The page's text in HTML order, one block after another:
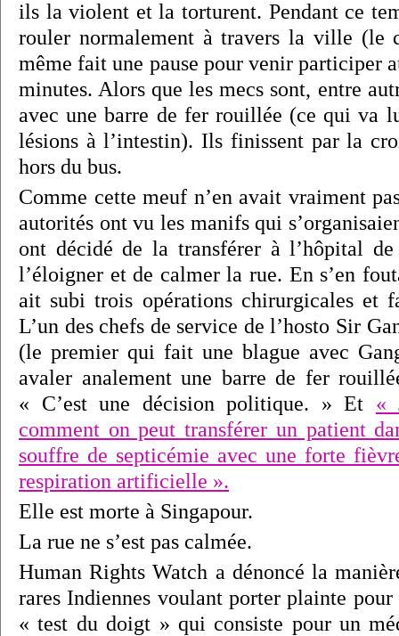
ils la violent et la torturent. Pendant ce
rouler normalement à travers la ville (le
même fait une pause pour venir participer
minutes. Alors que les mecs sont, entre
avec une barre de fer rouillée (ce qui va
lésions à l’intestin). Ils finissent par la
hors du bus.
Comme cette meuf n’en avait vraiment
autorités ont vu les manifs qui
ont décidé de la transférer à l’hôpital
l’éloigner et de calmer la rue. En s’en
ait subi trois opérations chirurgicales et
L’un des chefs de service de l’hosto Sir
(le premier qui fait une blague avec
avaler analement une barre de fer
« C’est une décision politique. » Et «
comment on peut transférer un patient
souffre de septicémie avec une forte
respiration artificielle ».
Elle est morte à Singapour.
La rue ne s’est pas calmée.
Human Rights Watch a dénoncé la
rares Indiennes voulant porter plainte
« test du doigt » qui consiste pour un